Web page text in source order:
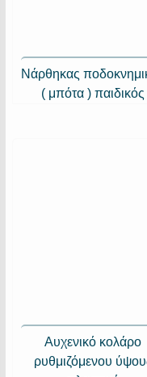
Νάρθηκας
( μπότα ) παιδικός
Αυχενικό κολάρο
ρυθμιζόμενου